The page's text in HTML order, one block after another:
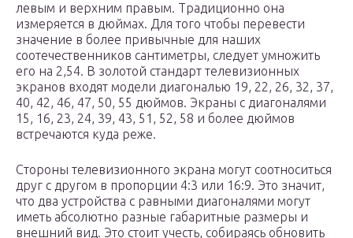
левым и верхним правым. Традиционно она
измеряется в дюймах. Для того чтобы перевести
значение в более привычные для наших
соотечественников сантиметры, следует умножить
его на 2,54. В золотой стандарт телевизионных
экранов входят модели диагональю 19, 22, 26, 32, 37,
40, 42, 46, 47, 50, 55 дюймов. Экраны с диагоналями
15, 16, 23, 24, 39, 43, 51, 52, 58 и более дюймов
встречаются куда реже.
Стороны телевизионного экрана могут соотноситься
друг с другом в пропорции 4:3 или 16:9. Это значит,
что два устройства с равными диагоналями могут
иметь абсолютно разные габаритные размеры и
внешний вид. Это стоит учесть, собираясь обновить